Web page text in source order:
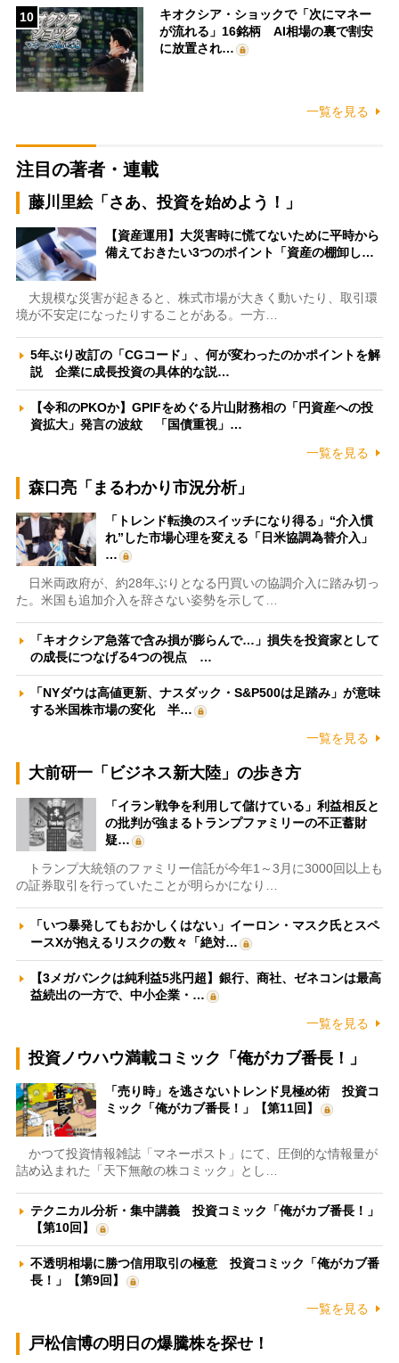
10
キオクシア・ショックで「次にマネー
が流れる」16銘柄 AI相場の裏で割安
に放置され…
一覧を見る
注目の著者・連載
藤川里絵「さあ、投資を始めよう！」
【資産運用】大災害時に慌てないために平時から
備えておきたい3つのポイント「資産の棚卸し…
大規模な災害が起きると、株式市場が大きく動いたり、取引環
境が不安定になったりすることがある。一方…
5年ぶり改訂の「CGコード」、何が変わったのかポイントを解
説 企業に成長投資の具体的な説…
【令和のPKOか】GPIFをめぐる片山財務相の「円資産への投
資拡大」発言の波紋 「国債重視」…
一覧を見る
森口亮「まるわかり市況分析」
「トレンド転換のスイッチになり得る」“介入慣
れ”した市場心理を変える「日米協調為替介入」
…
日米両政府が、約28年ぶりとなる円買いの協調介入に踏み切っ
た。米国も追加介入を辞さない姿勢を示して…
「キオクシア急落で含み損が膨らんで…」損失を投資家として
の成長につなげる4つの視点 …
「NYダウは高値更新、ナスダック・S&P500は足踏み」が意味
する米国株市場の変化 半…
一覧を見る
大前研一「ビジネス新大陸」の歩き方
「イラン戦争を利用して儲けている」利益相反と
の批判が強まるトランプファミリーの不正蓄財
疑…
トランプ大統領のファミリー信託が今年1～3月に3000回以上も
の証券取引を行っていたことが明らかになり…
「いつ暴発してもおかしくはない」イーロン・マスク氏とスペ
ースXが抱えるリスクの数々「絶対…
【3メガバンクは純利益5兆円超】銀行、商社、ゼネコンは最高
益続出の一方で、中小企業・…
一覧を見る
投資ノウハウ満載コミック「俺がカブ番長！」
「売り時」を逃さないトレンド見極め術 投資コ
ミック「俺がカブ番長！」【第11回】
かつて投資情報雑誌「マネーポスト」にて、圧倒的な情報量が
詰め込まれた「天下無敵の株コミック」とし…
テクニカル分析・集中講義 投資コミック「俺がカブ番長！」
【第10回】
不透明相場に勝つ信用取引の極意 投資コミック「俺がカブ番
長！」【第9回】
一覧を見る
戸松信博の明日の爆騰株を探せ！